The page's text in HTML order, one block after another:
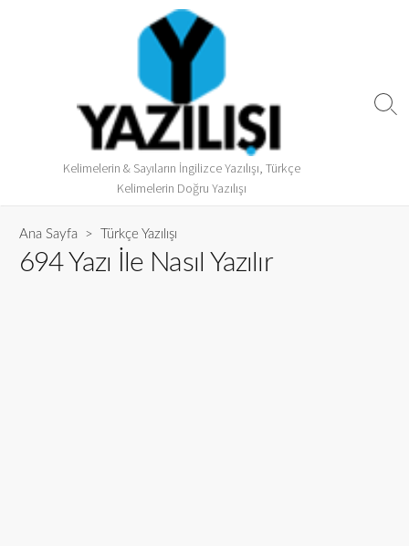
Kelimelerin & Sayıların İngilizce Yazılışı, Türkçe
Kelimelerin Doğru Yazılışı
Ana Sayfa > Türkçe Yazılışı
694 Yazı İle Nasıl Yazılır